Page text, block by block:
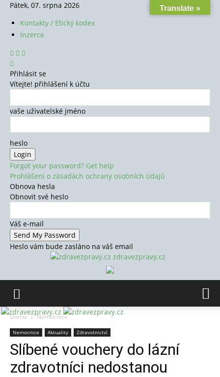
Pátek, 07. srpna 2026
Kontakty / Etický kodex
Inzerce
Přihlásit se
Vítejte! přihlášení k účtu
vaše uživatelské jméno
heslo
Forgot your password? Get help
Prohlášení o zásadách ochrany osobních údajů
Obnova hesla
Obnovit své heslo
Váš e-mail
Heslo vám bude zasláno na váš email
zdravezpravy.cz
Domů Nemocnice
Nemocnice Aktuality Zdravotnictví
Slíbené vouchery do lázní
zdravotníci nedostanou
Translate »